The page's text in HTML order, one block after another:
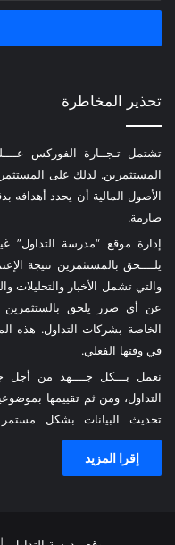
الإلكتروني
تحذير المخاطرة
تشتمل تـجــارة الفوركس
المستثمرين. لذلك على المستثمر
الأصول المالية أن يحدد أهدافه
صارمة.
إدارة موقع “مدرسة التداول”
يلــــحق بالمستثمرين نتيجة
والتي تشمل الأخبار والتحليلات
عن أي ضرر يلحق بالستثمرين
الخاصة بشركات التداول. هذه
في وقتها الفعلي.
نعمل بـــكل جــــهد من أجل
التداول، ومن ثم تقييمها
تحديث البيانات بشكل
إقرا المزيد